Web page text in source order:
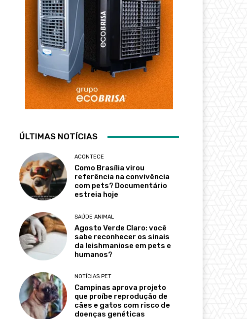
ÚLTIMAS NOTÍCIAS
ACONTECE
Como Brasília virou
referência na convivência
com pets? Documentário
estreia hoje
SAÚDE ANIMAL
Agosto Verde Claro: você
sabe reconhecer os sinais
da leishmaniose em pets e
humanos?
NOTÍCIAS PET
Campinas aprova projeto
que proíbe reprodução de
cães e gatos com risco de
doenças genéticas